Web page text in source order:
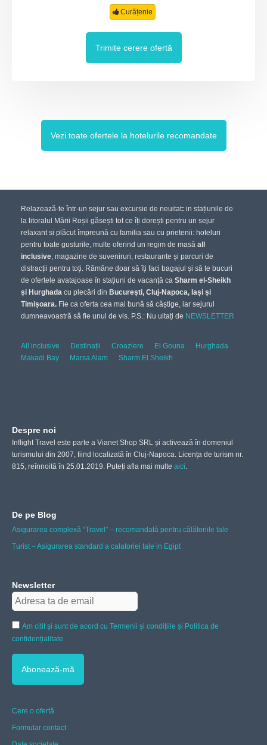
Curățenie
Trimite cerere ofertă
Vezi toate ofertele la hotelurile recomandate
Relazează-te într-un sejur sau excursie de neuitat: in stațiunile de
la litoralul Mării Roșii găsești tot ce îți dorești pentru un sejur
relaxant si plăcut împreună cu familia sau cu prietenii: hoteluri
pentru toate gusturile, multe oferind un regim de masă all
inclusive, magazine de suveniruri, restaurante și parcuri de
distracții pentru toți. Rămâne doar să îți faci bagajul și să te bucuri
de ofertele avatajoase în stațiuni de vacanță ca Sharm el-Sheikh
și Hurghada cu plecări din București, Cluj-Napoca, Iași și
Timișoara. Fie ca oferta cea mai bună să câștige, iar sejurul
dumneavoastră să fie unul de vis. P.S.: Nu uitați de NEWSLETTER
All inclusive Destinații Croaziere El Gouna
Hurghada
Makadi Bay
Marsa Alam Sharm El Sheikh
Despre noi
Inflight Travel este parte a Vianet Shop SRL și activează în domeniul
turismului din 2007, fiind localizată în Cluj-Napoca. Licența de turism nr.
815, reînnoită în 25.01.2019. Puteți afla mai multe aici.
De pe Blog
Asigurarea complexă “Travel” – recomandată pentru călătoriile tale
Turist – Asigurarea standard a calatoriei tale in Egipt
Newsletter
Am citit și sunt de acord cu Termenii și condițiile și Politica de
confidențialitate
Cere o ofertă
Formular contact